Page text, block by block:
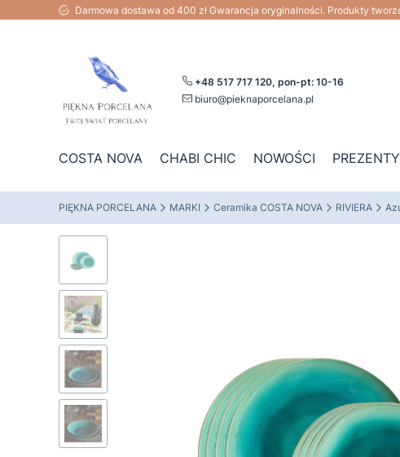
Darmowa dostawa od 400 zł Gwarancja oryginalności. Produkty
+48 517 717 120, pon-pt: 10-16
biuro@pieknaporcelana.pl
COSTA NOVA CHABI CHIC NOWOŚCI PREZENTY
PIĘKNA PORCELANA MARKI Ceramika COSTA NOVA RIVIERA